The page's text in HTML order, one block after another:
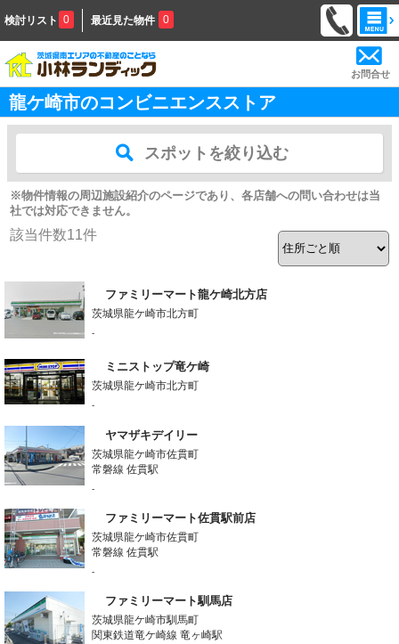
検討リスト 0 最近見た物件 0
お問合せ
龍ケ崎市のコンビニエンスストア
スポットを絞り込む
※物件情報の周辺施設紹介のページであり、各店舗への問い合わせは当
社では対応できません。
該当件数11件
ファミリーマート龍ケ崎北方店
茨城県龍ケ崎市北方町
-
ミニストップ竜ケ崎
茨城県龍ケ崎市北方町
-
ヤマザキデイリー
茨城県龍ケ崎市佐貫町
常磐線 佐貫駅
-
ファミリーマート佐貫駅前店
茨城県龍ケ崎市佐貫町
常磐線 佐貫駅
-
ファミリーマート馴馬店
茨城県龍ケ崎市馴馬町
関東鉄道竜ケ崎線 竜ヶ崎駅